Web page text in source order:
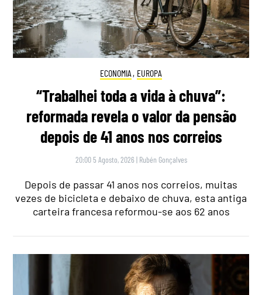
ECONOMIA , EUROPA
“Trabalhei toda a vida à chuva”:
reformada revela o valor da pensão
depois de 41 anos nos correios
20:00 5 Agosto, 2026 | Rubén Gonçalves
Depois de passar 41 anos nos correios, muitas
vezes de bicicleta e debaixo de chuva, esta antiga
carteira francesa reformou-se aos 62 anos